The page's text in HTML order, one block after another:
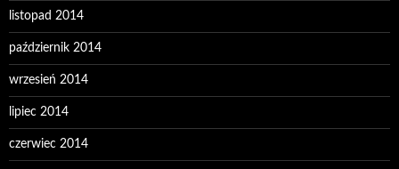
listopad 2014
październik 2014
wrzesień 2014
lipiec 2014
czerwiec 2014